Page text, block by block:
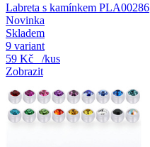
Labreta s kamínkem PLA00286
Novinka
Skladem
9 variant
59 Kč
/kus
Zobrazit